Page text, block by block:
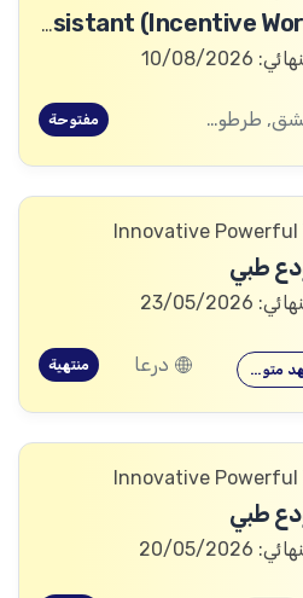
Asset Assistant (Incentive Worker)-Idlib
08/2026
حلب, دمشق, طرطوس, ريف دمشق, ديرالزور, درعا, السويداء, إدلب, القنيطرة, اللاذقية, الرقة, حمص, الحسكة, حماة مفتوحة
Innovative Powerful
طبي
05/2026
معهد متوسط درعا منتهية
Innovative Powerful
طبي
05/2026